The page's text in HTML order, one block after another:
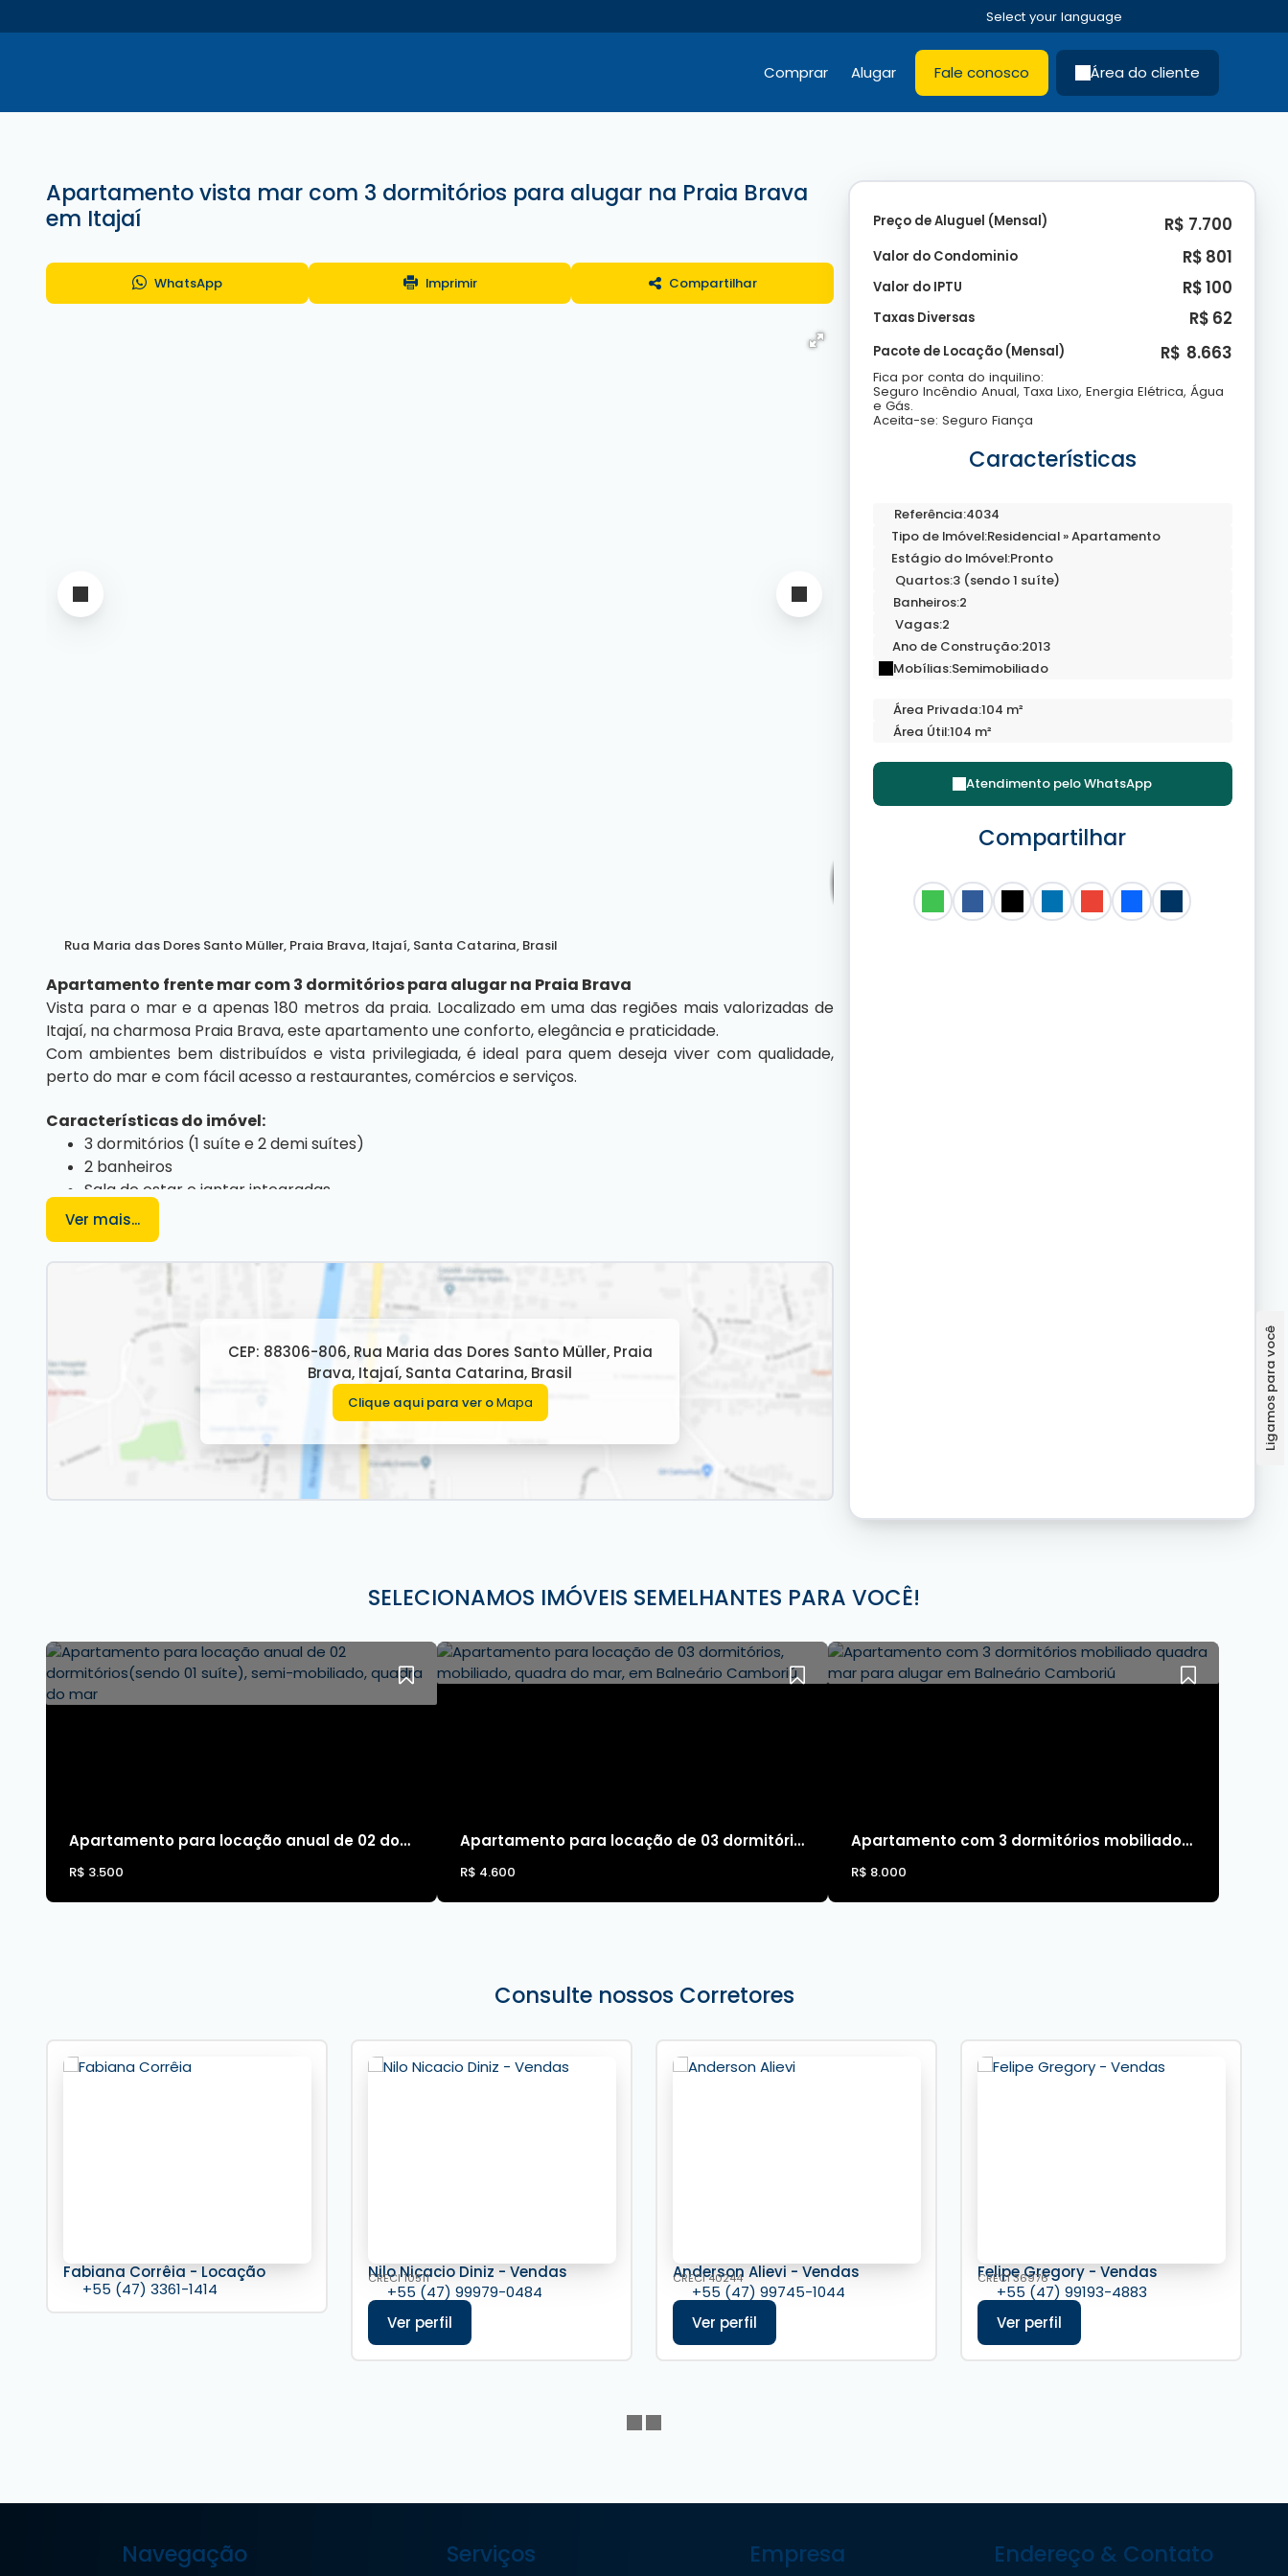
Área do cliente
Fale conosco
Alugar
Comprar
Apartamento vista mar com 3 dormitórios para alugar na Praia Brava
em Itajaí
WhatsApp Imprimir Compartilhar
Rua Maria das Dores Santo Müller, Praia Brava, Itajaí, Santa Catarina, Brasil
Apartamento frente mar com 3 dormitórios para alugar na Praia Brava
Vista para o mar e a apenas 180 metros da praia. Localizado em uma das regiões mais valorizadas de
Itajaí, na charmosa Praia Brava, este apartamento une conforto, elegância e praticidade.
Com ambientes bem distribuídos e vista privilegiada, é ideal para quem deseja viver com qualidade,
perto do mar e com fácil acesso a restaurantes, comércios e serviços.
Características do imóvel:
3 dormitórios (1 suíte e 2 demi suítes)
2 banheiros
Sala de estar e jantar integradas
Varanda com churrasqueira
Cozinha funcional
Área de serviço
Estrutura do Edifício:
Área de lazer na cobertura com vista panorâmica para o mar
Piscina com deck
Academia
Salão de festas
Sala de jogos
Valores sujeitos a alteração sem aviso prévio.
Ver mais...
CEP: 88306-806, Rua Maria das Dores Santo Müller, Praia
Brava, Itajaí, Santa Catarina, Brasil
Clique aqui para ver oMapa
R$ 7.700
Preço de Aluguel (Mensal)
Aceita-se: Seguro Fiança
Fica por conta do inquilino:
Seguro Incêndio Anual, Taxa Lixo, Energia Elétrica, Água
e Gás.
Valor do IPTU R$100
Valor do Condominio R$ 801
Taxas Diversas R$ 62
R$ 8.663
Pacote de Locação (Mensal)
Características
Referência:4034
Tipo de Imóvel:Residencial »Apartamento
Estágio do Imóvel:Pronto
Quartos:3 (sendo 1 suíte)
Banheiros:2
Vagas:2
Ano de Construção:2013
Mobílias:Semimobiliado
Área Privada:104 m²
Área Útil:104 m²
Atendimento peloWhatsApp
Compartilhar
SELECIONAMOS IMÓVEIS SEMELHANTES PARA VOCÊ!
Apartamento para locação anual de 02 dormitórios(sendo 01 suíte), semi-mobiliado, quadra do mar
R$ 3.500
Apartamento para locação de 03 dormitórios, mobiliado, quadra do mar, em Balneário Camboriú
R$ 4.600
Apartamento com 3 dormitórios mobiliado quadra mar para alugar em Balneário Camboriú
R$ 8.000
Consulte nossos Corretores
Fabiana Corrêia - Locação
+55 (47) 3361-1414
Nilo Nicacio Diniz - Vendas
CRECI10511
+55 (47) 99979-0484
Anderson Alievi - Vendas
CRECI40244
+55 (47) 99745-1044
Felipe Gregory - Vendas
CRECI36976
+55 (47) 99193-4883
Navegação Serviços Empresa Endereço & Contato